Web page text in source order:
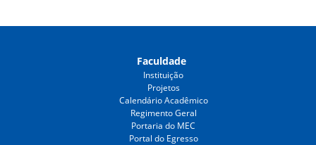
Faculdade
Instituição
Projetos
Calendário Acadêmico
Regimento Geral
Portaria do MEC
Portal do Egresso